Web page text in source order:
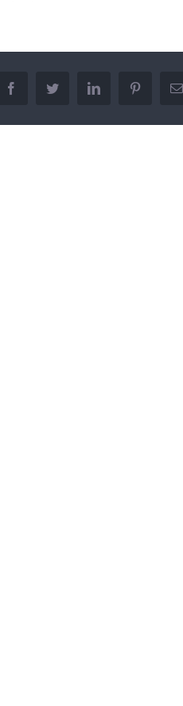
facebooktwitter linkedin pinterest